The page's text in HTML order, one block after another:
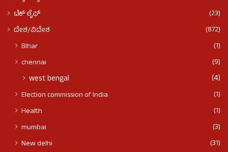
ಟೆಕ್ ಲೈಫ್
(23)
ದೇಶ/ವಿದೇಶ
(872)
BIhar
(1)
chennai
(9)
west bengal (4)
Election commission of India
(1)
Health
(1)
mumbai
(3)
New delhi
(31)